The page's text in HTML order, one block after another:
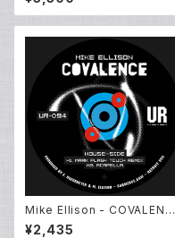
Mike Ellison - COVALENCE
EP (12inch New)
¥2,435